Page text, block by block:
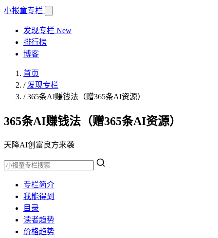
小报童专栏
发现专栏 New
排行榜
博客
首页
/ 发现专栏
/365条AI赚钱法（赠365条AI资源）
365条AI赚钱法（赠365条AI资源）
天降AI创富良方来袭
专栏简介
我能得到
目录
读者趋势
价格趋势